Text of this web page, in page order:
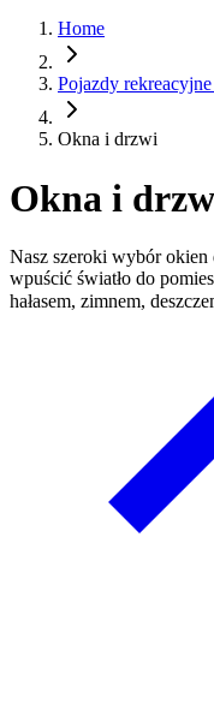
Home
Pojazdy
Okna i drzwi
Okna i
Nasz szeroki wybór
wpuścić światło do
hałasem, zimnem,